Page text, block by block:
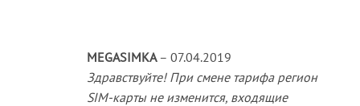
MEGASIMKA – 07.04.2019
Здравствуйте! При смене тарифа регион
SIM-карты не изменится, входящие